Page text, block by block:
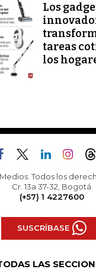
Los
tareas
los
Todos los
Cr. 13a 37-32, Bogotá
(+57) 1 4227600
SUSCRÍBASE
LAS